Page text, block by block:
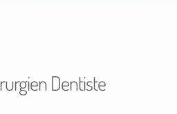
Dentiste